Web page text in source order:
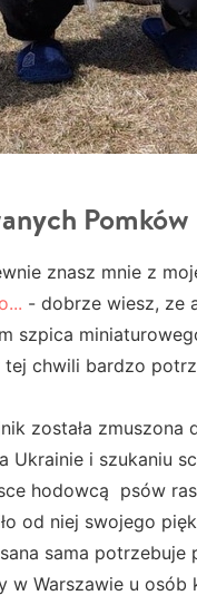
Pomków
znasz mnie z
- dobrze wiesz, ze
szpica
chwili bardzo
została
i szukaniu
hodowcą psów
od niej swojego
sama potrzebuje
w Warszawie u